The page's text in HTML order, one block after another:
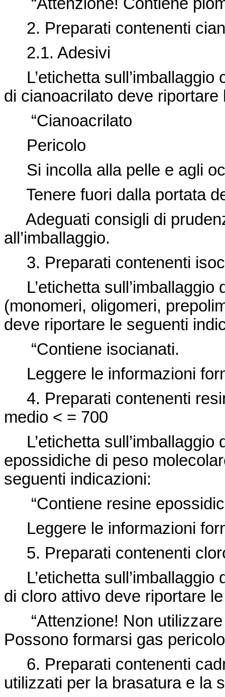
2. Preparati contenenti
2.1. Adesivi
L’etichetta sull’imballaggio
di cianoacrilato deve
“Cianoacrilato
Pericolo
Si incolla alla pelle e agli
Tenere fuori dalla portata
Adeguati consigli di
all’imballaggio.
3. Preparati contenenti
L’etichetta sull’imballaggio
(monomeri, oligomeri,
deve riportare le seguenti
“Contiene isocianati.
Leggere le informazioni
4. Preparati contenenti
medio < = 700
L’etichetta sull’imballaggio
epossidiche di peso
seguenti indicazioni:
“Contiene resine
Leggere le informazioni
5. Preparati contenenti
L’etichetta sull’imballaggio
di cloro attivo deve riportare
“Attenzione! Non utilizzare
Possono formarsi gas
6. Preparati contenenti
utilizzati per la brasatura e la